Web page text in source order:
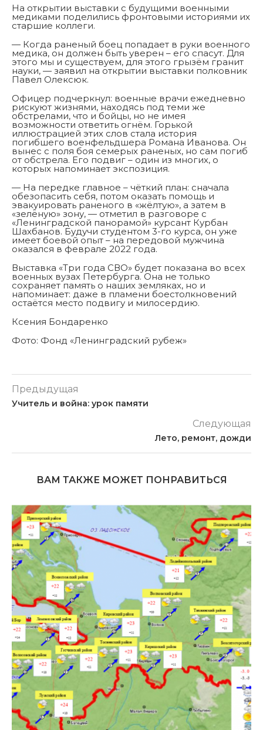
На открытии выставки с будущими военными
медиками поделились фронтовыми историями их
старшие коллеги.
— Когда раненый боец попадает в руки военного
медика, он должен быть уверен – его спасут. Для
этого мы и существуем, для этого грызём гранит
науки, — заявил на открытии выставки полковник
Павел Олексюк.
Офицер подчеркнул: военные врачи ежедневно
рискуют жизнями, находясь под теми же
обстрелами, что и бойцы, но не имея
возможности ответить огнём. Горькой
иллюстрацией этих слов стала история
погибшего военфельдшера Романа Иванова. Он
вынес с поля боя семерых раненых, но сам погиб
от обстрела. Его подвиг – один из многих, о
которых напоминает экспозиция.
— На передке главное – чёткий план: сначала
обезопасить себя, потом оказать помощь и
эвакуировать раненого в «жёлтую», а затем в
«зелёную» зону, — отметил в разговоре с
«Ленинградской панорамой» курсант Курбан
Шахбанов. Будучи студентом 3-го курса, он уже
имеет боевой опыт – на передовой мужчина
оказался в феврале 2022 года.
Выставка «Три года СВО» будет показана во всех
военных вузах Петербурга. Она не только
сохраняет память о наших земляках, но и
напоминает: даже в пламени боестолкновений
остаётся место подвигу и милосердию.
Ксения Бондаренко
Фото: Фонд «Ленинградский рубеж»
Предыдущая
Учитель и война: урок памяти
Следующая
Лето, ремонт, дожди
ВАМ ТАКЖЕ МОЖЕТ ПОНРАВИТЬСЯ